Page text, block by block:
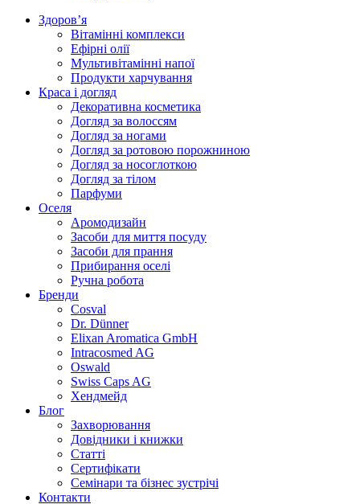
Здоров’я
Вітамінні комплекси
Ефірні олії
Мультивітамінні напої
Продукти харчування
Краса і догляд
Декоративна косметика
Догляд за волоссям
Догляд за ногами
Догляд за ротовою порожниною
Догляд за носоглоткою
Догляд за тілом
Парфуми
Оселя
Аромодизайн
Засоби для миття посуду
Засоби для прання
Прибирання оселі
Ручна робота
Бренди
Cosval
Dr. Dünner
Elixan Aromatica GmbH
Intracosmed AG
Oswald
Swiss Caps AG
Хендмейд
Блог
Захворювання
Довідники і книжки
Статті
Сертифікати
Семінари та бізнес зустрічі
Контакти